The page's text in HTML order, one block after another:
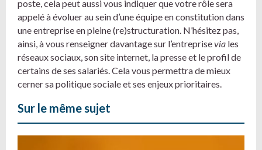
poste, cela peut aussi vous indiquer que votre rôle sera
appelé à évoluer au sein d’une équipe en constitution dans
une entreprise en pleine (re)structuration. N’hésitez pas,
ainsi, à vous renseigner davantage sur l’entreprisevia les
réseaux sociaux, son site internet, la presse et le profil de
certains de ses salariés. Cela vous permettra de mieux
cerner sa politique sociale et ses enjeux prioritaires.
Sur le même sujet